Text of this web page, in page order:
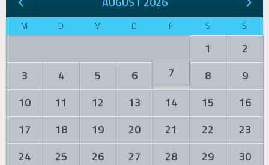
M D M D F S S
1
2
3
4 5 6 7 8
9
10
11 12 13 14 15
16
17
18 19 20 21 22
23
24
25 26 27 28 29
30